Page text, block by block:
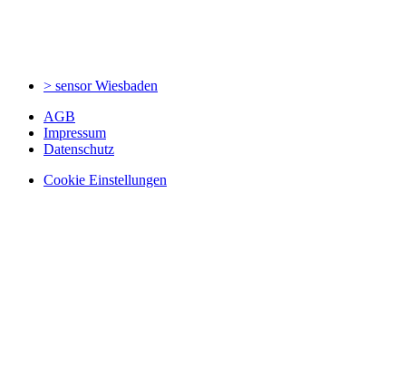
> sensorWiesbaden
AGB
Impressum
Datenschutz
Cookie Einstellungen